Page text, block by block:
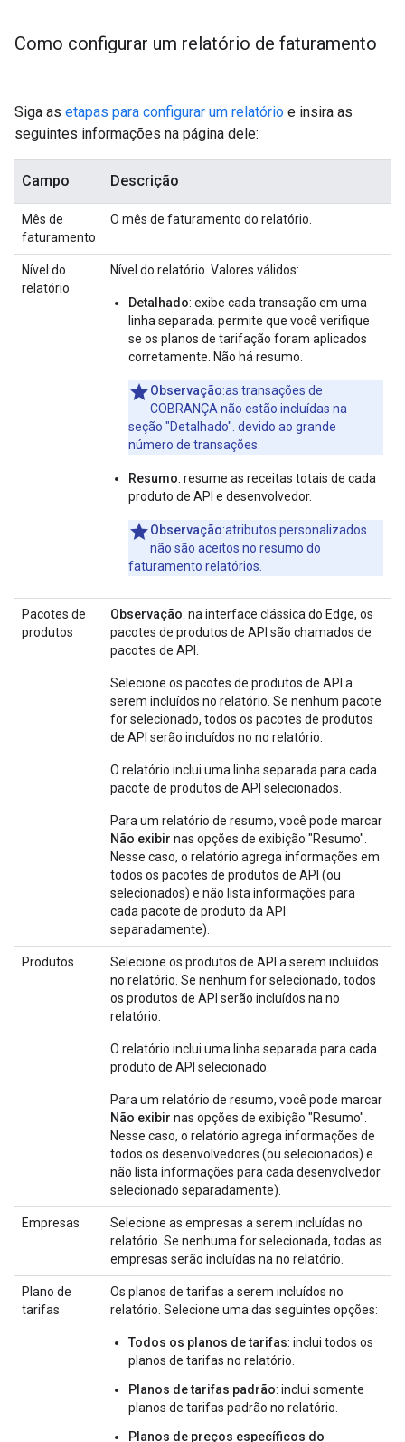
Como configurar um relatório de faturamento
Siga as etapas para configurar um relatório e insira as
seguintes informações na página dele:
Campo Descrição
Mês de
faturamento
O mês de faturamento do relatório.
Nível do
relatório
Nível do relatório. Valores válidos:
Detalhado: exibe cada transação em uma
linha separada. permite que você verifique
se os planos de tarifação foram aplicados
corretamente. Não há resumo.
Observação:as transações de
COBRANÇA não estão incluídas na
seção "Detalhado". devido ao grande
número de transações.
Resumo: resume as receitas totais de cada
produto de API e desenvolvedor.
Observação:atributos personalizados
não são aceitos no resumo do
faturamento relatórios.
Pacotes de
produtos
Observação: na interface clássica do Edge, os
pacotes de produtos de API são chamados de
pacotes de API.
Selecione os pacotes de produtos de API a
serem incluídos no relatório. Se nenhum pacote
for selecionado, todos os pacotes de produtos
de API serão incluídos no no relatório.
O relatório inclui uma linha separada para cada
pacote de produtos de API selecionados.
Para um relatório de resumo, você pode marcar
Não exibir nas opções de exibição "Resumo".
Nesse caso, o relatório agrega informações em
todos os pacotes de produtos de API (ou
selecionados) e não lista informações para
cada pacote de produto da API
separadamente).
Produtos
Selecione os produtos de API a serem incluídos
no relatório. Se nenhum for selecionado, todos
os produtos de API serão incluídos na no
relatório.
O relatório inclui uma linha separada para cada
produto de API selecionado.
Para um relatório de resumo, você pode marcar
Não exibir nas opções de exibição "Resumo".
Nesse caso, o relatório agrega informações de
todos os desenvolvedores (ou selecionados) e
não lista informações para cada desenvolvedor
selecionado separadamente).
Empresas
Selecione as empresas a serem incluídas no
relatório. Se nenhuma for selecionada, todas as
empresas serão incluídas na no relatório.
Plano de
tarifas
Os planos de tarifas a serem incluídos no
relatório. Selecione uma das seguintes opções:
Todos os planos de tarifas: inclui todos os
planos de tarifas no relatório.
Planos de tarifas padrão: inclui somente
planos de tarifas padrão no relatório.
Planos de preços específicos do